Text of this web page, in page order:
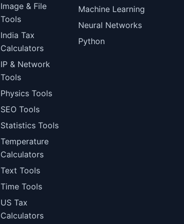
Image & File
Tools
India Tax
Calculators
IP & Network
Tools
Physics Tools
SEO Tools
Statistics Tools
Temperature
Calculators
Text Tools
Time Tools
US Tax
Calculators
Machine Learning
Neural Networks
Python